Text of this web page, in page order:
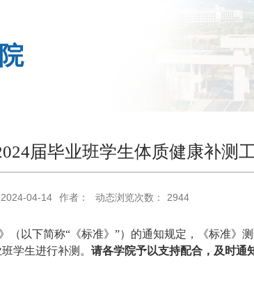
届毕业班学生体质健康补测
04-14 作者： 动态浏览次数： 2944
（以下简称“《标准》”）的通知规定，《标准》
学生进行补测。 请各学院予以支持配合，及时通